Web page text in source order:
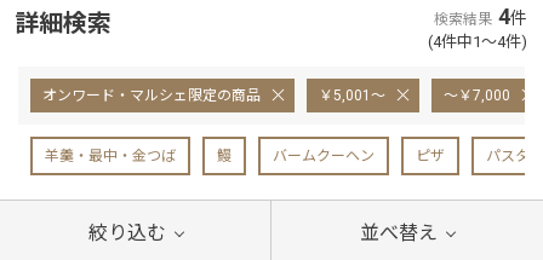
詳細検索 検索結果 4件
(4件中1～4件)
オンワード・マルシェ限定の商品 ￥5,001～ ～￥7,000
羊羹・最中・金つば 鰻 バームクーヘン ピザ パスタ
絞り込む 並べ替え